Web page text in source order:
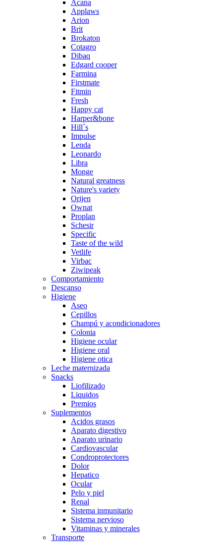
Acana
Applaws
Arion
Brit
Brokaton
Cotagro
Dibaq
Edgard cooper
Farmina
Firstmate
Fitmin
Fresh
Happy cat
Harper&bone
Hill´s
Impulse
Lenda
Leonardo
Libra
Monge
Natural greatness
Nature's variety
Orijen
Ownat
Proplan
Schesir
Specific
Taste of the wild
Vetlife
Virbac
Ziwipeak
Comportamiento
Descanso
Higiene
Aseo
Cepillos
Champú y acondicionadores
Colonia
Higiene ocular
Higiene oral
Higiene otica
Leche maternizada
Snacks
Liofilizado
Liquidos
Premios
Suplementos
Acidos grasos
Aparato digestivo
Aparato urinario
Cardiovascular
Condroprotectores
Dolor
Hepatico
Ocular
Pelo y piel
Renal
Sistema inmunitario
Sistema nervioso
Vitaminas y minerales
Transporte